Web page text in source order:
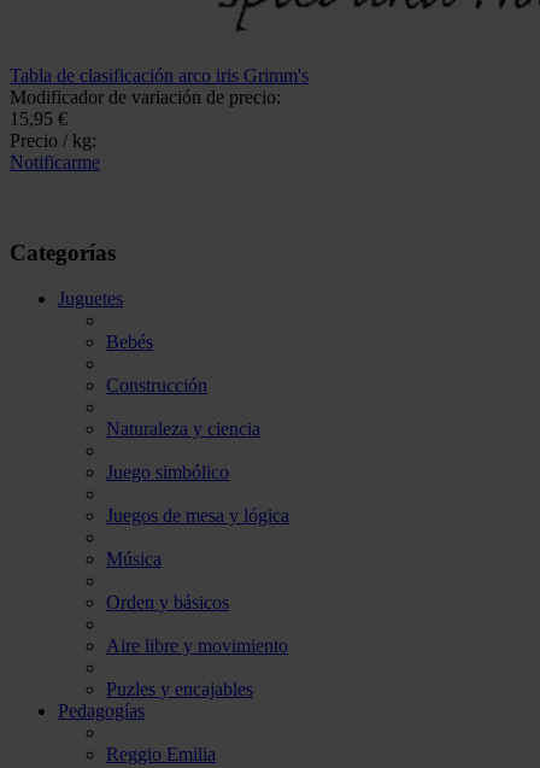
Tabla de clasificación arco iris Grimm's
Modificador de variación de precio:
15,95 €
Precio / kg:
Notificarme
Categorías
Juguetes
Bebés
Construcción
Naturaleza y ciencia
Juego simbólico
Juegos de mesa y lógica
Música
Orden y básicos
Aire libre y movimiento
Puzles y encajables
Pedagogías
Reggio Emilia